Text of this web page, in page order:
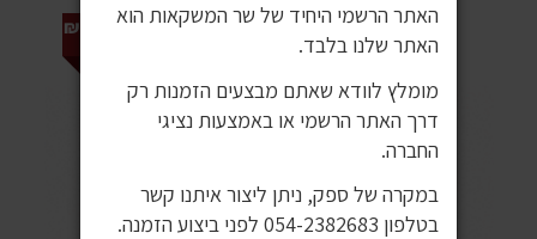
מחיר קודם 147 ₪
האתר הרשמי היחיד של שר המשקאות הוא
האתר שלנו בלבד.
מומלץ לוודא שאתם מבצעים הזמנות רק
דרך האתר הרשמי או באמצעות נציגי
החברה.
במקרה של ספק, ניתן ליצור איתנו קשר
בטלפון 054-2382683 לפני ביצוע הזמנה.